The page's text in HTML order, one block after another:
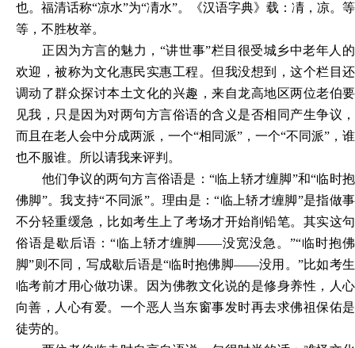
也。福清话称“凉水”为“凊水”。《汉语字典》载：凊，凉。等
等，不胜枚举。
正因为方言的魅力， “讲世事”栏目很受城乡中老年人的
欢迎，被称为文化惠民实惠工程。但我没想到，这个栏目还
调动了群众探讨本土文化的兴趣，来自龙高地区两位老伯要
见我，只是因为对两句方言俗语的含义是否相同产生争议，
而且在老人会中分成两派，一个“相同派”，一个“不同派”，谁
也不服谁。所以请我来评判。
他们争议的两句方言俗语是： “临上轿才缠脚”和“临时抱
佛脚”。我支持“不同派”。理由是：“临上轿才缠脚”是指做事
不分轻重缓急，比如考生上了考场才开始削铅笔。其实这句
俗语是歇后语：“临上轿才缠脚——没宽没急。”“临时抱佛
脚”则不同，写成歇后语是“临时抱佛脚——没用。”比如考生
临考前才用心做功课。因为佛教文化说的是修身养性，人心
向善，人心有爱。一个恶人当东窗事发时再去求佛祖保佑是
徒劳的。